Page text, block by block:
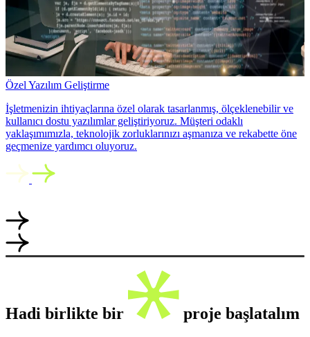
Özel Yazılım Geliştirme
İşletmenizin ihtiyaçlarına özel olarak tasarlanmış, ölçeklenebilir ve
kullanıcı dostu yazılımlar geliştiriyoruz. Müşteri odaklı
yaklaşımımızla, teknolojik zorluklarınızı aşmanıza ve rekabette öne
geçmenize yardımcı oluyoruz.
Hadi birlikte bir proje başlatalım